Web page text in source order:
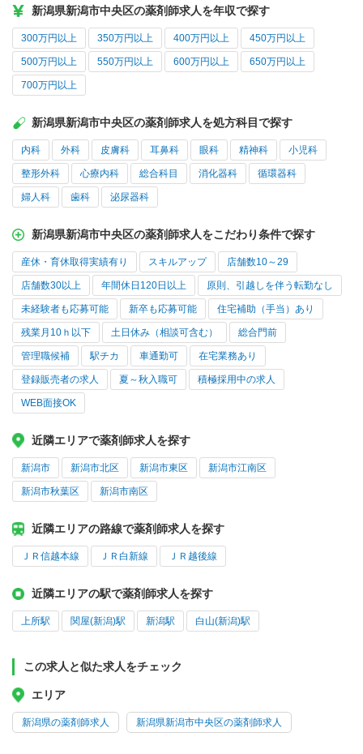
新潟県新潟市中央区の薬剤師求人を年収で探す
300万円以上 350万円以上 400万円以上 450万円以上
500万円以上 550万円以上 600万円以上 650万円以上
700万円以上
新潟県新潟市中央区の薬剤師求人を処方科目で探す
内科 外科 皮膚科 耳鼻科 眼科 精神科 小児科
整形外科 心療内科 総合科目 消化器科 循環器科
婦人科 歯科 泌尿器科
新潟県新潟市中央区の薬剤師求人をこだわり条件で探す
産休・育休取得実績有り スキルアップ 店舗数10～29
店舗数30以上 年間休日120日以上 原則、引越しを伴う転勤なし
未経験者も応募可能 新卒も応募可能 住宅補助（手当）あり
残業月10ｈ以下 土日休み（相談可含む） 総合門前
管理職候補 駅チカ 車通勤可 在宅業務あり
登録販売者の求人 夏～秋入職可 積極採用中の求人
WEB面接OK
近隣エリアで薬剤師求人を探す
新潟市 新潟市北区 新潟市東区 新潟市江南区
新潟市秋葉区 新潟市南区
近隣エリアの路線で薬剤師求人を探す
ＪＲ信越本線 ＪＲ白新線 ＪＲ越後線
近隣エリアの駅で薬剤師求人を探す
上所駅 関屋(新潟)駅 新潟駅 白山(新潟)駅
この求人と似た求人をチェック
エリア
新潟県の薬剤師求人 新潟県新潟市中央区の薬剤師求人